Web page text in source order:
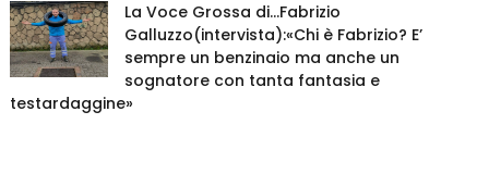
La Voce Grossa di…Fabrizio
Galluzzo(intervista):«Chi è Fabrizio? E’
sempre un benzinaio ma anche un
sognatore con tanta fantasia e
testardaggine»